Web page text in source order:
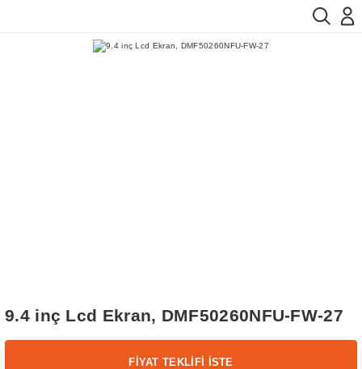
9.4 inç Lcd Ekran, DMF50260NFU-FW-27
FİYAT TEKLİFİ İSTE